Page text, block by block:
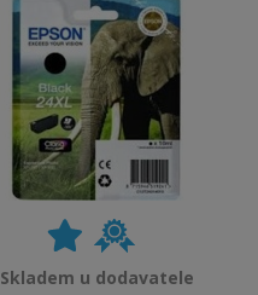
Skladem u dodavatele